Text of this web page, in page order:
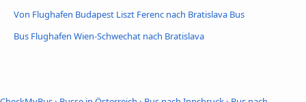
Von Flughafen Budapest Liszt Ferenc nach Bratislava Bus
Bus Flughafen Wien-Schwechat nach Bratislava